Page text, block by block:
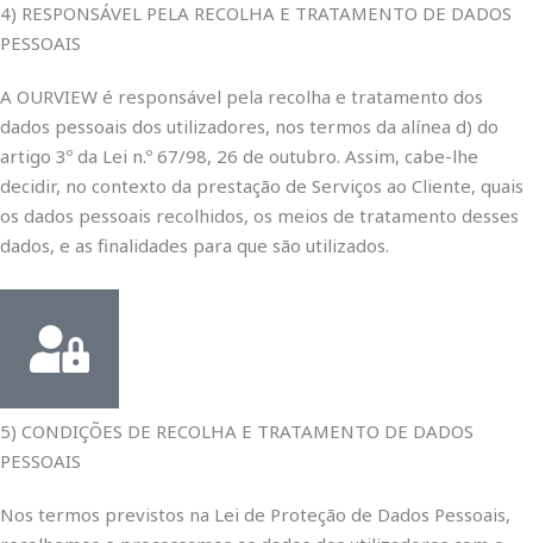
4) RESPONSÁVEL PELA RECOLHA E TRATAMENTO DE DADOS
PESSOAIS
A OURVIEW é responsável pela recolha e tratamento dos
dados pessoais dos utilizadores, nos termos da alínea d) do
artigo 3º da Lei n.º 67/98, 26 de outubro. Assim, cabe-lhe
decidir, no contexto da prestação de Serviços ao Cliente, quais
os dados pessoais recolhidos, os meios de tratamento desses
dados, e as finalidades para que são utilizados.
5) CONDIÇÕES DE RECOLHA E TRATAMENTO DE DADOS
PESSOAIS
Nos termos previstos na Lei de Proteção de Dados Pessoais,